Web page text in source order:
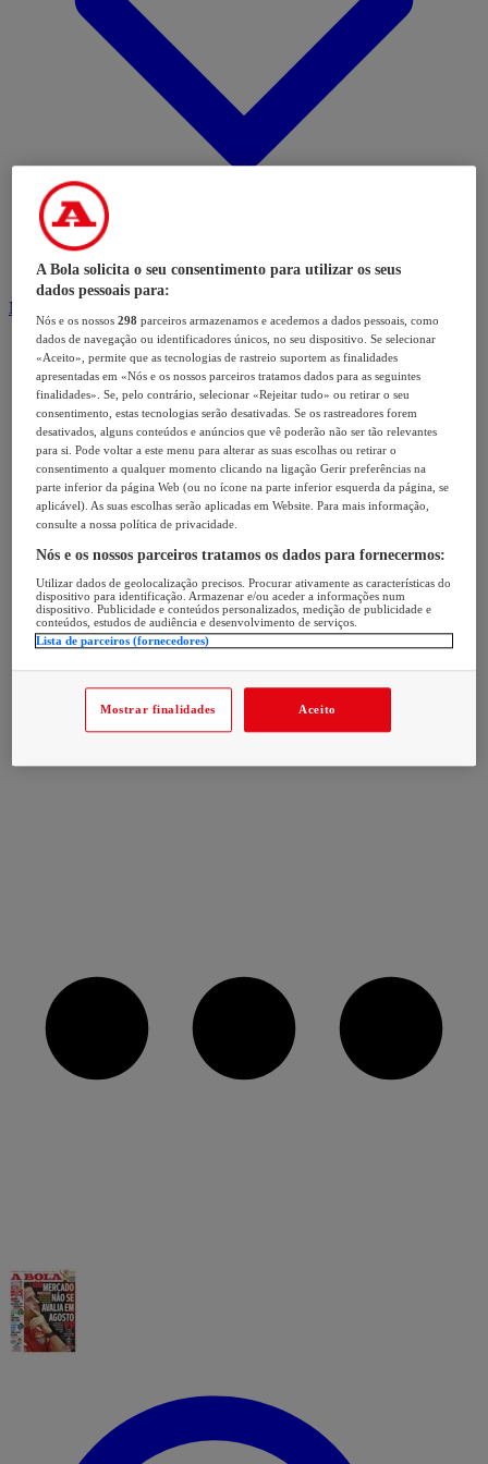
Modalidades
A Bola solicita o seu consentimento para utilizar os seus
dados pessoais para:
Nós e os nossos298 parceiros armazenamos e acedemos a dados pessoais, como
dados de navegação ou identificadores únicos, no seu dispositivo. Se selecionar
«Aceito», permite que as tecnologias de rastreio suportem as finalidades
apresentadas em «Nós e os nossos parceiros tratamos dados para as seguintes
finalidades». Se, pelo contrário, selecionar «Rejeitar tudo» ou retirar o seu
consentimento, estas tecnologias serão desativadas. Se os rastreadores forem
desativados, alguns conteúdos e anúncios que vê poderão não ser tão relevantes
para si. Pode voltar a este menu para alterar as suas escolhas ou retirar o
consentimento a qualquer momento clicando na ligação Gerir preferências na
parte inferior da página Web (ou no ícone na parte inferior esquerda da página, se
aplicável). As suas escolhas serão aplicadas em Website. Para mais informação,
consulte a nossa política de privacidade.
Nós e os nossos parceiros tratamos os dados para fornecermos:
Utilizar dados de geolocalização precisos. Procurar ativamente as características do
dispositivo para identificação. Armazenar e/ou aceder a informações num
dispositivo. Publicidade e conteúdos personalizados, medição de publicidade e
conteúdos, estudos de audiência e desenvolvimento de serviços.
Lista de parceiros (fornecedores)
Mostrar finalidades Aceito